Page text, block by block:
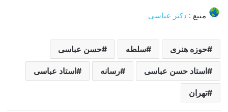
منبع : دکتر عباسی
حوزه هنری سلطه حسن عباسی
استاد حسن عباسی رسانه استاد عباسی
تهران